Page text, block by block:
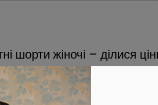
шорти жіночі – ділися